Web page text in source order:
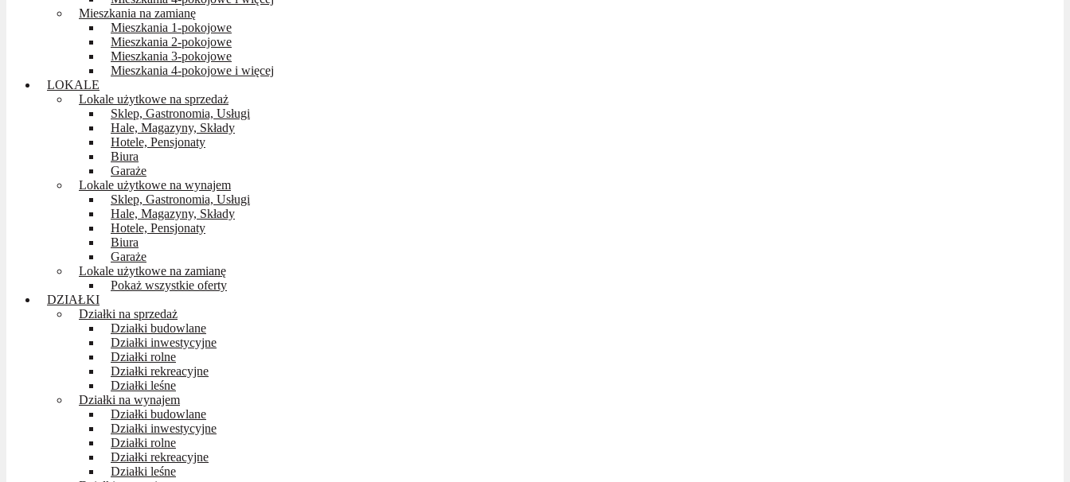
Mieszkania na zamianę
Mieszkania 1-pokojowe
Mieszkania 2-pokojowe
Mieszkania 3-pokojowe
Mieszkania 4-pokojowe i więcej
LOKALE
Lokale użytkowe na sprzedaż
Sklep, Gastronomia, Usługi
Hale, Magazyny, Składy
Hotele, Pensjonaty
Biura
Garaże
Lokale użytkowe na wynajem
Sklep, Gastronomia, Usługi
Hale, Magazyny, Składy
Hotele, Pensjonaty
Biura
Garaże
Lokale użytkowe na zamianę
Pokaż wszystkie oferty
DZIAŁKI
Działki na sprzedaż
Działki budowlane
Działki inwestycyjne
Działki rolne
Działki rekreacyjne
Działki leśne
Działki na wynajem
Działki budowlane
Działki inwestycyjne
Działki rolne
Działki rekreacyjne
Działki leśne